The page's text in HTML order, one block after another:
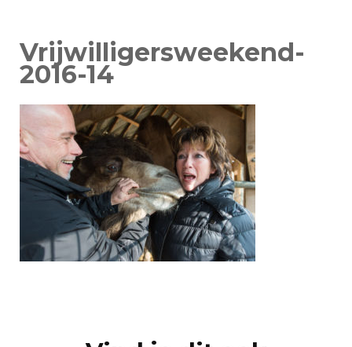
Vrijwilligersweekend-
2016-14
Navigation